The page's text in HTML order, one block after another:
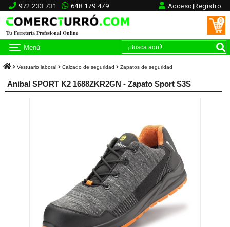
972 233 731 648 179 479 Acceso|Registro
Tu Ferretería Profesional Online
0
Menú
Vestuario laboral Calzado de seguridad Zapatos de seguridad
Anibal SPORT K2 1688ZKR2GN - Zapato Sport S3S